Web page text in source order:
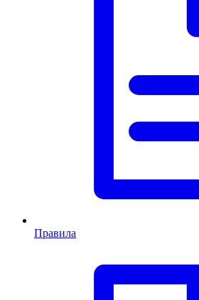
Правила